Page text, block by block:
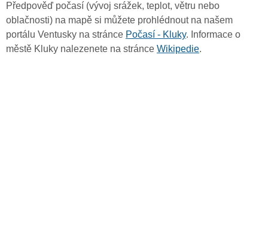
Předpověď počasí (vývoj srážek, teplot, větru nebo
oblačnosti) na mapě si můžete prohlédnout na našem
portálu Ventusky na stránce Počasí - Kluky. Informace o
městě Kluky nalezenete na stránce Wikipedie.